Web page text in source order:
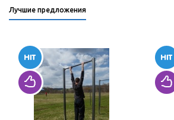
Лучшие предложения